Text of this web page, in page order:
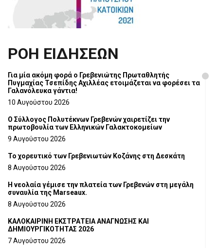
ΡΟΗ ΕΙΔΗΣΕΩΝ
Για μία ακόμη φορά ο Γρεβενιώτης Πρωταθλητής
Πυγμαχίας Τσεπίδης Αχιλλέας ετοιμάζεται να φορέσει τα
Γαλανόλευκα γάντια!
10 Αυγούστου 2026
Ο Σύλλογος Πολυτέκνων Γρεβενών χαιρετίζει την
πρωτοβουλία των Ελληνικών Γαλακτοκομείων
9 Αυγούστου 2026
Το χορευτικό των Γρεβενιωτών Κοζάνης στη Δεσκάτη
8 Αυγούστου 2026
Η νεολαία γέμισε την πλατεία των Γρεβενών στη μεγάλη
συναυλία της Marseaux.
8 Αυγούστου 2026
ΚΑΛΟΚΑΙΡΙΝΗ ΕΚΣΤΡΑΤΕΙΑ ΑΝΑΓΝΩΣΗΣ ΚΑΙ
ΔΗΜΙΟΥΡΓΙΚΟΤΗΤΑΣ 2026
7 Αυγούστου 2026